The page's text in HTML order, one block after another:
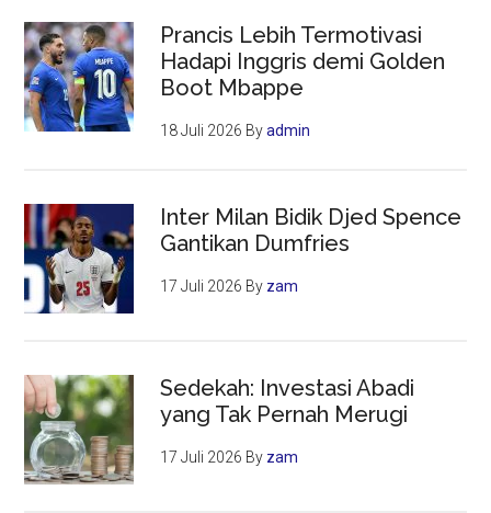
Prancis Lebih Termotivasi
Hadapi Inggris demi Golden
Boot Mbappe
18 Juli 2026 Byadmin
Inter Milan Bidik Djed Spence
Gantikan Dumfries
17 Juli 2026 By zam
Sedekah: Investasi Abadi
yang Tak Pernah Merugi
17 Juli 2026 By zam